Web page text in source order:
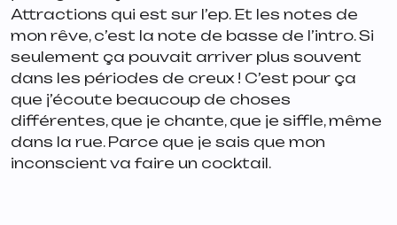
Attractions qui est sur l’ep. Et les notes de
mon rêve, c’est la note de basse de l’intro. Si
seulement ça pouvait arriver plus souvent
dans les périodes de creux ! C’est pour ça
que j’écoute beaucoup de choses
différentes, que je chante, que je siffle, même
dans la rue. Parce que je sais que mon
inconscient va faire un cocktail.